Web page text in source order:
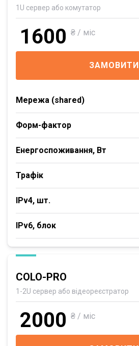
1U сервер або комутатор
1600 ₴ / міс
ЗАМОВИТИ
Мережа (shared)
Форм-фактор
Енергоспоживання, Вт
Трафік
IPv4, шт.
IPv6, блок
COLO-PRO
1-2U сервер або відеореєстратор
2000 ₴ / міс